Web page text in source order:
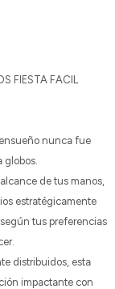
FIESTA FACIL
nunca fue
globos.
de tus manos,
estratégicamente
tus preferencias
distribuidos, esta
impactante con